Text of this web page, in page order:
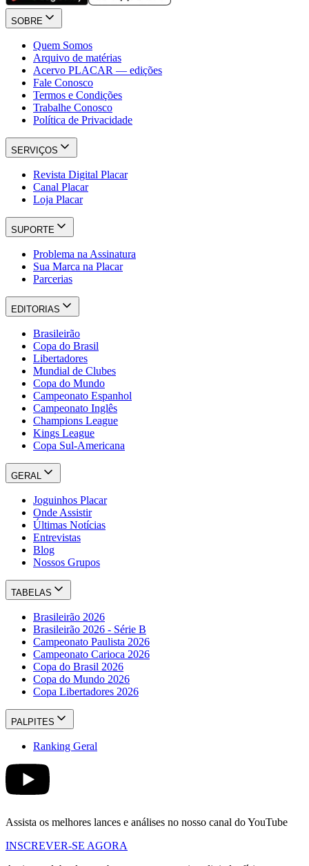
SOBRE
Quem Somos
Arquivo de matérias
Acervo PLACAR — edições
Fale Conosco
Termos e Condições
Trabalhe Conosco
Política de Privacidade
SERVIÇOS
Revista Digital Placar
Canal Placar
Loja Placar
SUPORTE
Problema na Assinatura
Sua Marca na Placar
Parcerias
EDITORIAS
Brasileirão
Copa do Brasil
Libertadores
Mundial de Clubes
Copa do Mundo
Campeonato Espanhol
Campeonato Inglês
Champions League
Kings League
Copa Sul-Americana
GERAL
Joguinhos Placar
Onde Assistir
Últimas Notícias
Entrevistas
Blog
Nossos Grupos
TABELAS
Brasileirão 2026
Brasileirão 2026 - Série B
Campeonato Paulista 2026
Campeonato Carioca 2026
Copa do Brasil 2026
Copa do Mundo 2026
Copa Libertadores 2026
PALPITES
Ranking Geral
Assista os melhores lances e análises no nosso canal do YouTube
INSCREVER-SE AGORA